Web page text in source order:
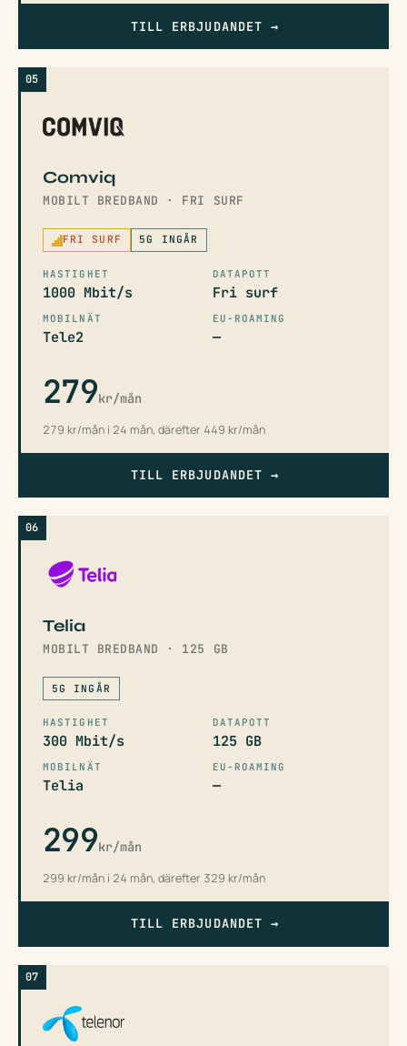
TILL ERBJUDANDET→
05
Comviq
MOBILT BREDBAND · FRI SURF
FRI SURF 5G INGÅR
HASTIGHET
1000 Mbit/s
DATAPOTT
Fri surf
MOBILNÄT
Tele2
EU-ROAMING
—
279kr/mån
279 kr/mån i 24 mån, därefter 449 kr/mån
TILL ERBJUDANDET→
06
Telia
MOBILT BREDBAND · 125 GB
5G INGÅR
HASTIGHET
300 Mbit/s
DATAPOTT
125 GB
MOBILNÄT
Telia
EU-ROAMING
—
299kr/mån
299 kr/mån i 24 mån, därefter 329 kr/mån
TILL ERBJUDANDET→
07